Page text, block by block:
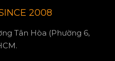
2008
Tân Hòa (Phường 6,